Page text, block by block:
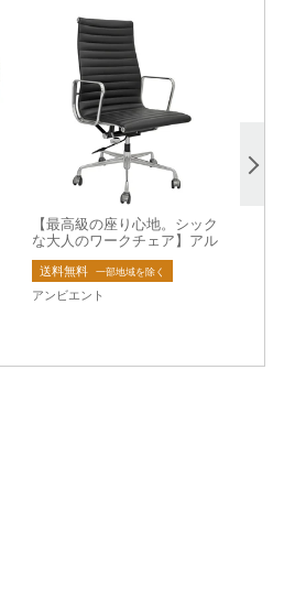
【最高級の座り心地。シック
な大人のワークチェア】アル
ミナムグループチェア ハイ
バック
送料無料 一部地域を除く
アンビエント